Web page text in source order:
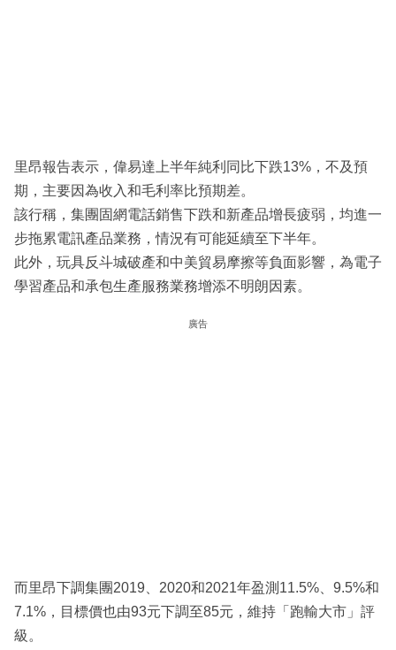
里昂報告表示，偉易達上半年純利同比下跌13%，不及預
期，主要因為收入和毛利率比預期差。
該行稱，集團固網電話銷售下跌和新產品增長疲弱，均進一
步拖累電訊產品業務，情況有可能延續至下半年。
此外，玩具反斗城破產和中美貿易摩擦等負面影響，為電子
學習產品和承包生產服務業務增添不明朗因素。
廣告
而里昂下調集團2019、2020和2021年盈測11.5%、9.5%和
7.1%，目標價也由93元下調至85元，維持「跑輸大市」評
級。